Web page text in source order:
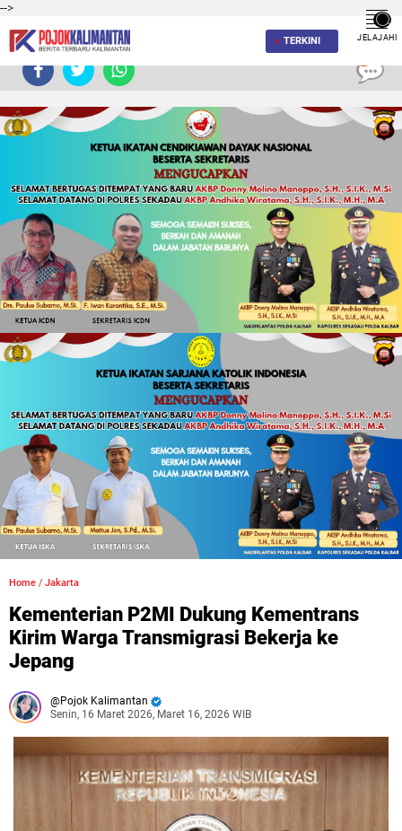
-->
TERKINI JELAJAHI
Home / Jakarta
Kementerian P2MI Dukung Kementrans
Kirim Warga Transmigrasi Bekerja ke
Jepang
Pojok Kalimantan
Senin, 16 Maret 2026, Maret 16, 2026 WIB